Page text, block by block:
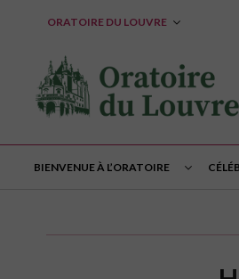
ORATOIRE DU LOUVRE
BIENVENUE À L’ORATOIRE